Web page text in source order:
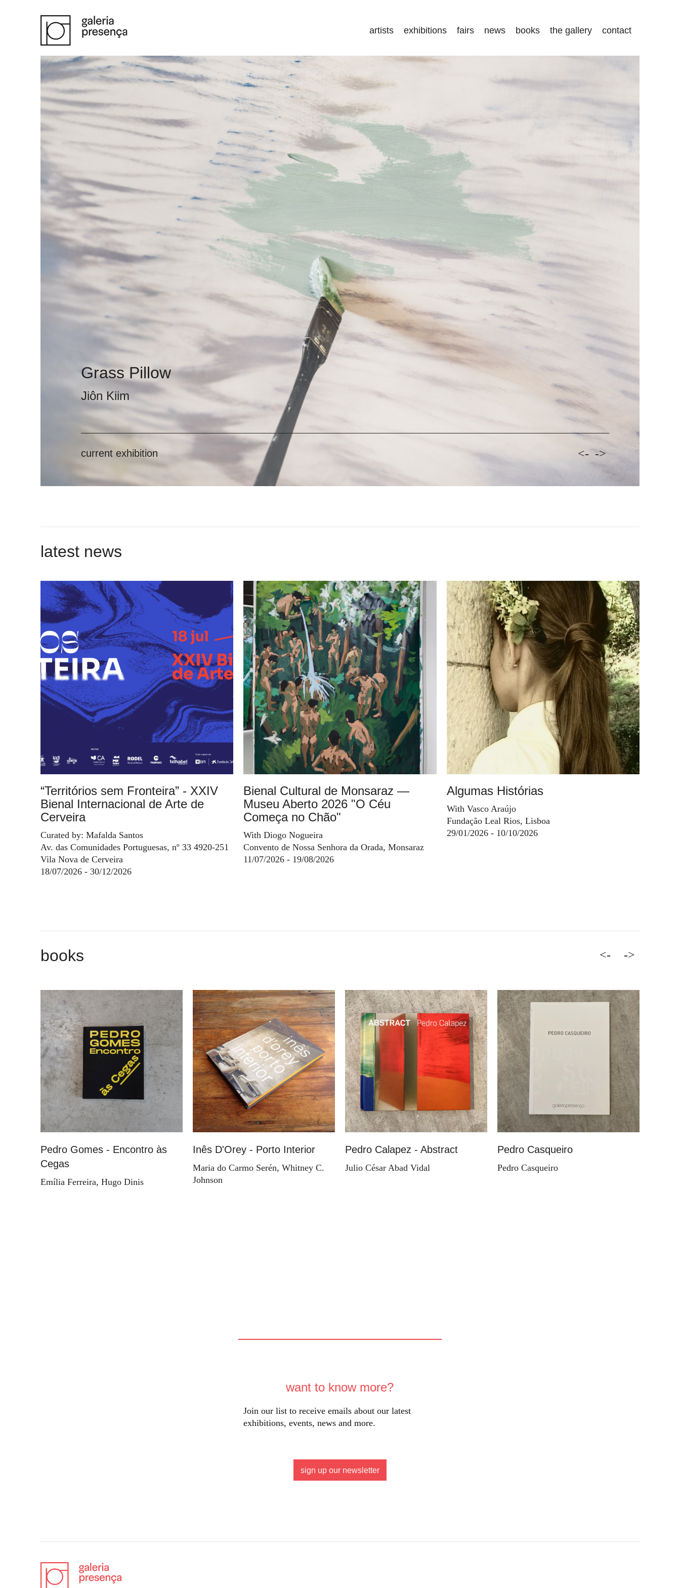
artists exhibitions fairs news books the gallery contact
Grass Pillow
Jiôn Kiim
current exhibition <- ->
latest news
“Territórios sem Fronteira” - XXIV
Bienal Internacional de Arte de
Cerveira
Curated by: Mafalda Santos
Av. das Comunidades Portuguesas, nº 33 4920-251
Vila Nova de Cerveira
18/07/2026 - 30/12/2026
Bienal Cultural de Monsaraz —
Museu Aberto 2026 "O Céu
Começa no Chão"
With Diogo Nogueira
Convento de Nossa Senhora da Orada, Monsaraz
11/07/2026 - 19/08/2026
Algumas Histórias
With Vasco Araújo
Fundação Leal Rios, Lisboa
29/01/2026 - 10/10/2026
books <-
Pedro Gomes - Encontro às
Cegas
Emília Ferreira, Hugo Dinis
Inês D'Orey - Porto Interior
Maria do Carmo Serén, Whitney C.
Johnson
Pedro Calapez - Abstract
Julio César Abad Vidal
Pedro Casqueiro
Pedro Casqueiro
->
want to know more?
Join our list to receive emails about our latest
exhibitions, events, news and more.
sign up our newsletter